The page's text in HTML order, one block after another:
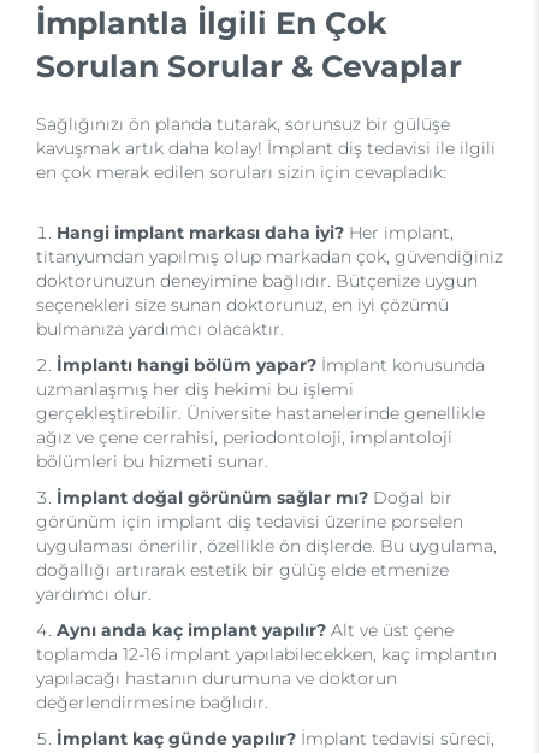
İmplantla İlgili En Çok
Sorulan Sorular & Cevaplar
Sağlığınızı ön planda tutarak, sorunsuz bir gülüşe
kavuşmak artık daha kolay! İmplant diş tedavisi ile ilgili
en çok merak edilen soruları sizin için cevapladık:
Hangi implant markası daha iyi? Her implant,
titanyumdan yapılmış olup markadan çok, güvendiğiniz
doktorunuzun deneyimine bağlıdır. Bütçenize uygun
seçenekleri size sunan doktorunuz, en iyi çözümü
bulmanıza yardımcı olacaktır.
İmplantı hangi bölüm yapar? İmplant konusunda
uzmanlaşmış her diş hekimi bu işlemi
gerçekleştirebilir. Üniversite hastanelerinde genellikle
ağız ve çene cerrahisi, periodontoloji, implantoloji
bölümleri bu hizmeti sunar.
İmplant doğal görünüm sağlar mı? Doğal bir
görünüm için implant diş tedavisi üzerine porselen
uygulaması önerilir, özellikle ön dişlerde. Bu uygulama,
doğallığı artırarak estetik bir gülüş elde etmenize
yardımcı olur.
Aynı anda kaç implant yapılır? Alt ve üst çene
toplamda 12-16 implant yapılabilecekken, kaç implantın
yapılacağı hastanın durumuna ve doktorun
değerlendirmesine bağlıdır.
İmplant kaç günde yapılır? İmplant tedavisi süreci,